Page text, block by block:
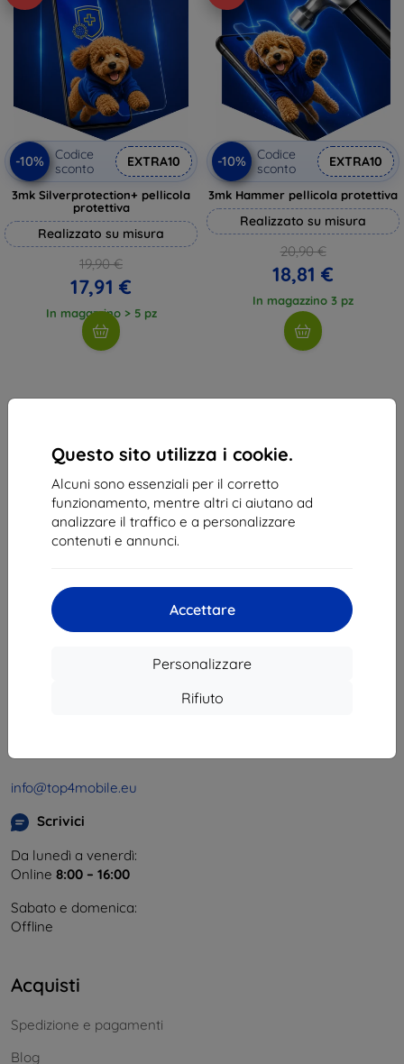
Questo sito utilizza i cookie.
Alcuni sono essenziali per il corretto
funzionamento, mentre altri ci aiutano ad
analizzare il traffico e a personalizzare
contenuti e annunci.
Accettare
Personalizzare
Rifiuto
-10%
Codice
sconto
EXTRA10
3mk Silverprotection+ pellicola
protettiva
Realizzato su misura
19,90 €
17,91 €
In magazzino > 5 pz
-10%
Codice
sconto
EXTRA10
3mk Hammer pellicola protettiva
Realizzato su misura
20,90 €
18,81 €
In magazzino 3 pz
Shield-Sk s.r.o.
Via Rudolfa Mocka 3750/2A
841 04 Bratislava
info@top4mobile.eu
Scrivici
Da lunedì a venerdì:
Online 8:00 – 16:00
Sabato e domenica:
Offline
Acquisti
Spedizione e pagamenti
Blog